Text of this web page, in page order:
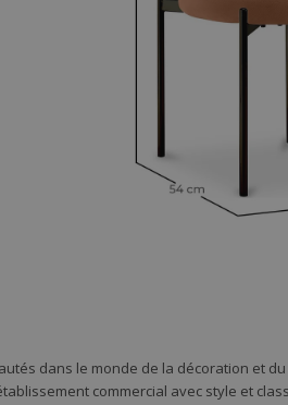
dans le monde de la décoration et
commercial avec style et